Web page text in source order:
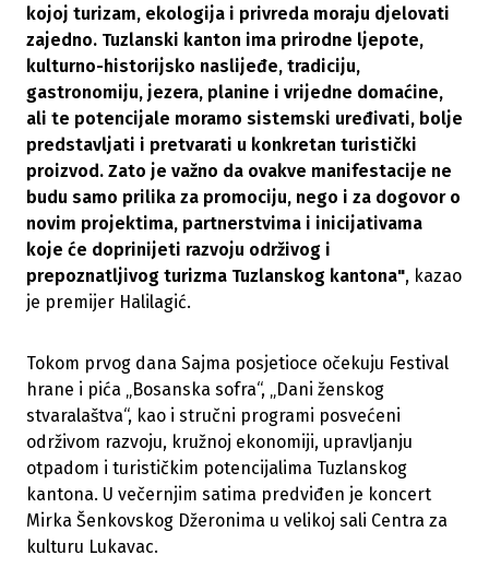
kojoj turizam, ekologija i privreda moraju djelovati
zajedno. Tuzlanski kanton ima prirodne ljepote,
kulturno-historijsko naslijeđe, tradiciju,
gastronomiju, jezera, planine i vrijedne domaćine,
ali te potencijale moramo sistemski uređivati, bolje
predstavljati i pretvarati u konkretan turistički
proizvod. Zato je važno da ovakve manifestacije ne
budu samo prilika za promociju, nego i za dogovor o
novim projektima, partnerstvima i inicijativama
koje će doprinijeti razvoju održivog i
prepoznatljivog turizma Tuzlanskog kantona", kazao
je premijer Halilagić.
Tokom prvog dana Sajma posjetioce očekuju Festival
hrane i pića „Bosanska sofra“, „Dani ženskog
stvaralaštva“, kao i stručni programi posvećeni
održivom razvoju, kružnoj ekonomiji, upravljanju
otpadom i turističkim potencijalima Tuzlanskog
kantona. U večernjim satima predviđen je koncert
Mirka Šenkovskog Džeronima u velikoj sali Centra za
kulturu Lukavac.